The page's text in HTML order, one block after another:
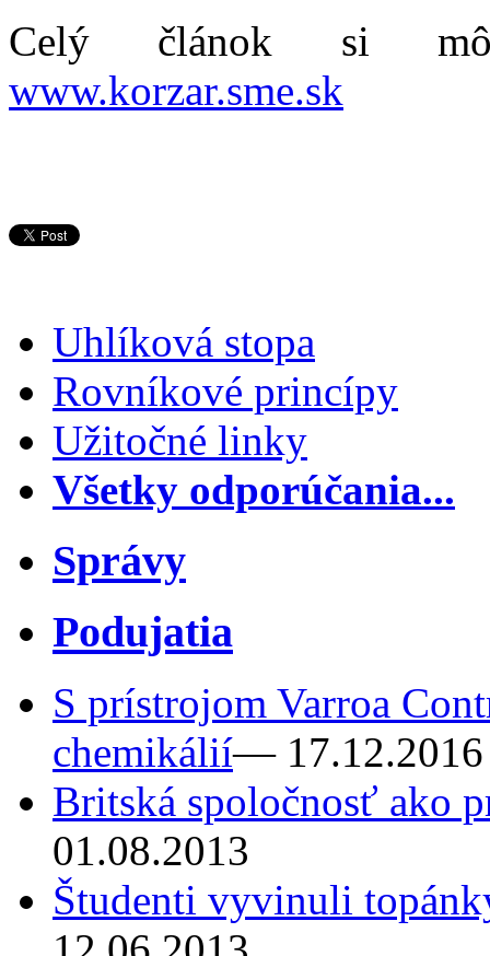
Celý článok si
www.korzar.sme.sk
Uhlíková stopa
Rovníkové princípy
Užitočné linky
Všetky odporúčania...
Správy
Podujatia
S prístrojom Varroa
chemikálií— 17.12.2016
Britská spoločnosť ako
01.08.2013
Študenti vyvinuli